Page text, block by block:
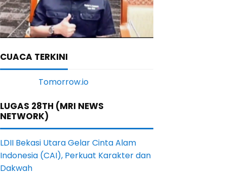
CUACA TERKINI
LUGAS 28TH (MRI NEWS
NETWORK)
LDII Bekasi Utara Gelar Cinta Alam
Indonesia (CAI), Perkuat Karakter dan
Dakwah